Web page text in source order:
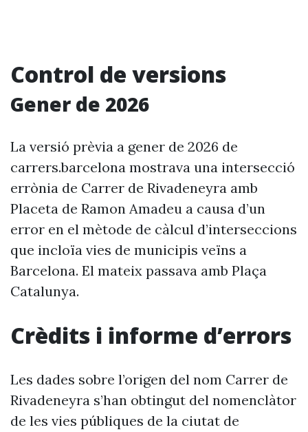
Control de versions
Gener de 2026
La versió prèvia a gener de 2026 de
carrers.barcelona mostrava una intersecció
errònia de Carrer de Rivadeneyra amb
Placeta de Ramon Amadeu a causa d’un
error en el mètode de càlcul d’interseccions
que incloïa vies de municipis veïns a
Barcelona. El mateix passava amb Plaça
Catalunya.
Crèdits i informe d’errors
Les dades sobre l’origen del nom Carrer de
Rivadeneyra s’han obtingut del nomenclàtor
de les vies públiques de la ciutat de